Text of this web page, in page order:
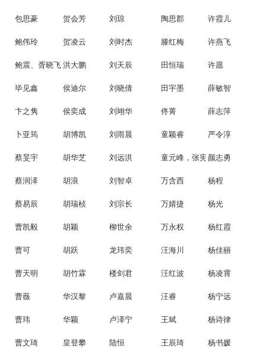
包思豪 贺会芳 刘琼 陶思郡 许霞儿
鲍伟玲 贺凌云 刘时杰 滕红梅 许燕飞
鲍震、胥晓飞 洪大鹏 刘天辰 田恒瑞 许愿
毕见鑫 侯迪尔 刘晓倩 田宇墨 薛敏智
卞之隽 侯奕成 刘翊华 佟菁 薛志萍
卜亚筠 胡博凯 刘雨晨 童颖睿 严令淳
蔡旻宇 胡华芝 刘远洪 童元峰，张宪美颜志勇
蔡润泽 胡浪 刘智卓 万含西 杨程
蔡易辰 胡瑞桢 刘宗长 万婧捷 杨光
曹凯毅 胡颖 柳世余 万永权 杨红霞
曹可 胡跃 龙玮奕 汪海川 杨佳丽
曹天明 胡竹霖 楼剑君 汪红波 杨凌霄
曹薇 华汉黎 卢嘉晨 汪睿 杨宁远
曹玮 华颖 卢泽宁 王斌 杨诗律
曹文琦 皇登攀 陆恒 王辰琦 杨书媛